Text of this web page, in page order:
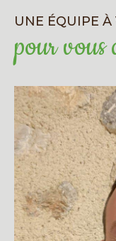
UNE ÉQUIPE À
pour vous